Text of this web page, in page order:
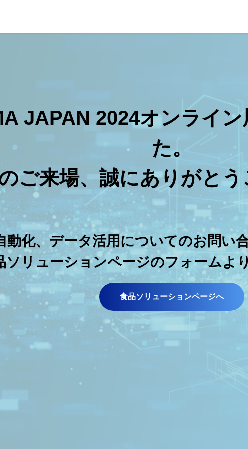
JAPAN 2024オンライ
た。
ご来場、誠にありがと
動化、データ活用についてのお問い
ソリューションページのフォームよ
食品ソリューションページへ